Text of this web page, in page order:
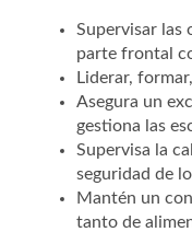
Supervisar las
parte frontal
Liderar,
Asegura un
gestiona las
Supervisa la
seguridad de
Mantén un
tanto de